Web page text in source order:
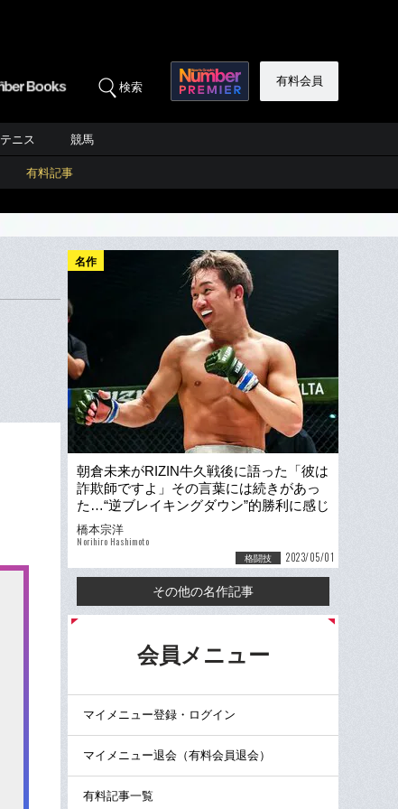
検索 有料会員
テニス 競馬
有料記事
名作
朝倉未来がRIZIN牛久戦後に語った「彼は
詐欺師ですよ」その言葉には続きがあっ
た…“逆ブレイキングダウン”的勝利に感じ
た“格闘家・朝倉未来”の本質
橋本宗洋
Norihiro Hashimoto
格闘技 2023/05/01
その他の名作記事
会員メニュー
マイメニュー登録・ログイン
マイメニュー退会（有料会員退会）
有料記事一覧